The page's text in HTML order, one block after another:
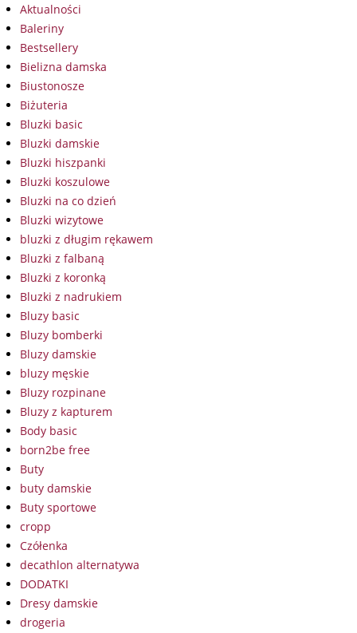
Aktualności
Baleriny
Bestsellery
Bielizna damska
Biustonosze
Biżuteria
Bluzki basic
Bluzki damskie
Bluzki hiszpanki
Bluzki koszulowe
Bluzki na co dzień
Bluzki wizytowe
bluzki z długim rękawem
Bluzki z falbaną
Bluzki z koronką
Bluzki z nadrukiem
Bluzy basic
Bluzy bomberki
Bluzy damskie
bluzy męskie
Bluzy rozpinane
Bluzy z kapturem
Body basic
born2be free
Buty
buty damskie
Buty sportowe
cropp
Czółenka
decathlon alternatywa
DODATKI
Dresy damskie
drogeria